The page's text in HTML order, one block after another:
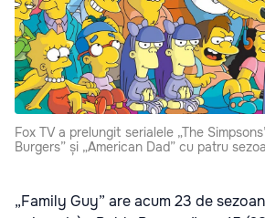
Fox TV a prelungit serialele „The
Burgers” și „American Dad” cu patru
„Family Guy” are acum 23 de